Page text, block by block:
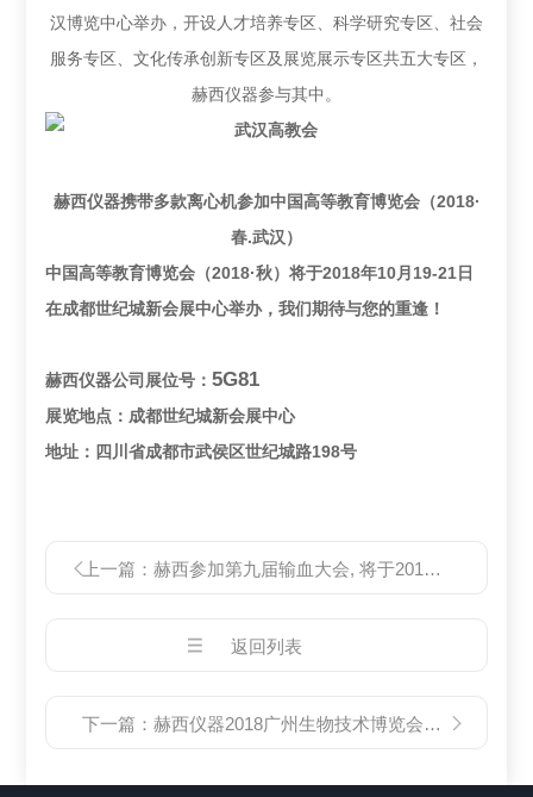
汉博览中心举办，开设人才培养专区、科学研究专区、社会
服务专区、文化传承创新专区及展览展示专区共五大专区，
赫西仪器参与其中。
赫西仪器携带多款离心机参加中国高等教育博览会（2018·
春.武汉）
中国高等教育博览会（2018·秋）将于2018年10月19-21日
在成都世纪城新会展中心举办，我们期待与您的重逢！
赫西仪器公司展位号：5G81
展览地点：成都世纪城新会展中心
地址：四川省成都市武侯区世纪城路198号
上一篇：赫西参加第九届输血大会, 将于2018年11月1-2日在重庆市举行
返回列表
下一篇：赫西仪器2018广州生物技术博览会圆满结束